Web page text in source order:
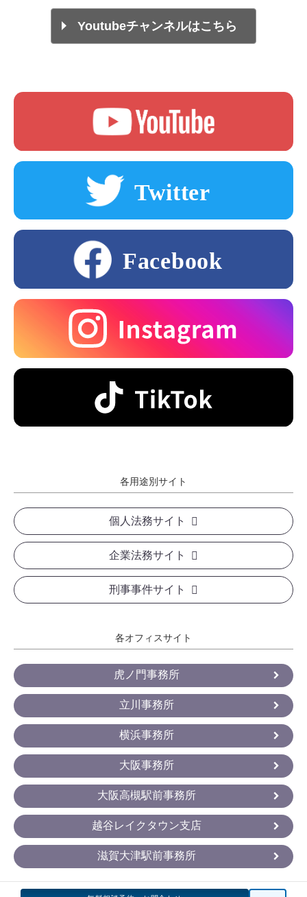
Youtubeチャンネルはこちら
各用途別サイト
個人法務サイト
企業法務サイト
刑事事件サイト
各オフィスサイト
虎ノ門事務所
立川事務所
横浜事務所
大阪事務所
大阪高槻駅前事務所
越谷レイクタウン支店
滋賀大津駅前事務所